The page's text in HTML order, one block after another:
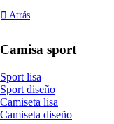
Atrás
Camisa sport
Sport lisa
Sport diseño
Camiseta lisa
Camiseta diseño